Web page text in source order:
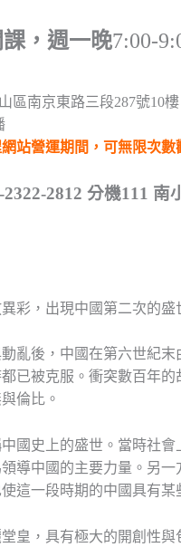
課，週一晚7:00-
區南京東路三段287號10樓
站營運期間，可無限次數
2812 分機111 南
彩，出現中國第二次的盛
亂後， 中國在第六世紀末
已被克服。衝突數百年的
倫比。
國史上的盛世。 當時社會
導中國的主要力量。另一
這一段時期的中國具有某
皇，具有極大的開創性與